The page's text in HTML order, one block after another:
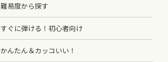
難易度から探す
すぐに弾ける！初心者向け
かんたん＆カッコいい！